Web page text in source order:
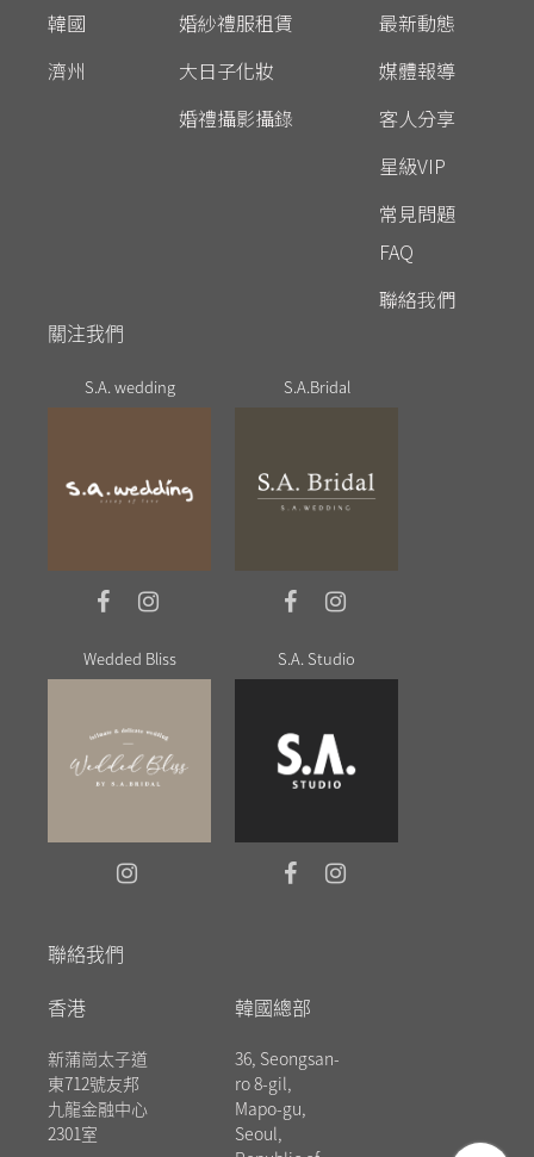
韓國
濟州
婚紗禮服租賃
大日子化妝
婚禮攝影攝錄
最新動態
媒體報導
客人分享
星級VIP
常見問題
FAQ
聯絡我們
關注我們
S.A. wedding S.A.Bridal
Wedded Bliss S.A. Studio
聯絡我們
香港
新蒲崗太子道
東712號友邦
九龍金融中心
2301室
韓國總部
36, Seongsan-
ro 8-gil,
Mapo-gu,
Seoul,